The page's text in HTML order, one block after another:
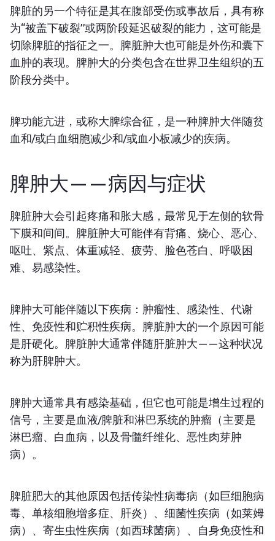
脾脏的另一个特征是其在腹部受伤或事故后，具有称
为“被盖下破裂”或两阶段延迟破裂的能力，这可能是
切除脾脏的指征之一。脾脏肿大也可能是外伤和囊下
血肿的表现。脾肿大的分类包含在世界卫生组织的五
阶段分类中。
脾功能亢进，或称大脾综合征，是一种脾肿大伴随贫
血和/或白血细胞减少和/或血小板减少的疾病。
脾肿大——病因与症状
脾脏肿大会引起疼痛和胀大感，最常见于左侧的软骨
下膜和间间。脾脏肿大可能伴有背痛、烧心、恶心、
呕吐、紫点、体重减轻、疲劳、脸色苍白、呼吸困
难、易感染性。
脾肿大可能伴随以下疾病：肿瘤性、感染性、代谢
性、免疫性和贮积性疾病。脾脏肿大的一个原因可能
是肝硬化。脾脏肿大通常伴随肝脏肿大——这种状况
称为肝脾肿大。
脾肿大通常具有感染基础，但它也可能是增生过程的
信号，主要是血液/脾脏和淋巴系统的肿瘤（主要是
淋巴瘤、白血病，以及骨髓纤维化、恶性肉芽肿
病）。
脾脏肥大的其他原因包括传染性病毒病（如巨细胞病
毒、单核细胞增多症、肝炎）、细菌性疾病（如莱姆
病）、寄生虫性疾病（如西球菌病）、自身免疫性和